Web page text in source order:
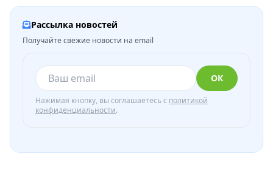
Рассылка новостей
Получайте свежие новости на email
ОК
Нажимая кнопку, вы соглашаетесь с политикой
конфиденциальности.